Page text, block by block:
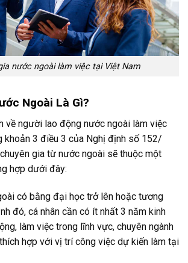
nước ngoài làm việc tại Việt Nam
Ngoài Là Gì?
về người lao động nước ngoài làm việc
khoản 3 điều 3 của Nghị định số 152/
gia từ nước ngoài sẽ thuộc một
hợp dưới đây:
có bằng đại học trở lên hoặc tương
đó, cá nhân cần có ít nhất 3 năm kinh
làm việc trong lĩnh vực, chuyên ngành
hợp với vị trí công việc dự kiến làm tại